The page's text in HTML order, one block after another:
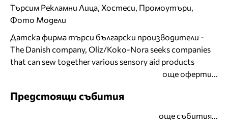
Търсим Рекламни Лица, Хостеси, Промоутъри,
Фото Модели
Датска фирма търси български производители -
The Danish company, Oliz/Koko-Nora seeks companies
that can sew together various sensory aid products
още оферти...
Предстоящи събития
още събития...